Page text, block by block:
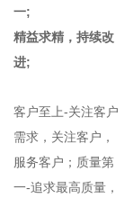
一;
精益求精，持续改
进;
客户至上-关注客户
需求，关注客户，
服务客户；质量第
一-追求最高质量，